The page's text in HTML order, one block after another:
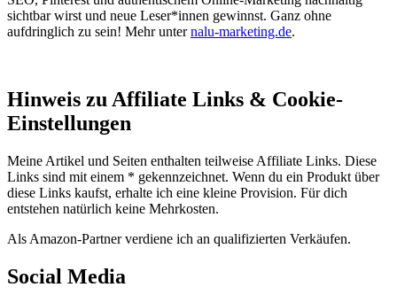
sichtbar wirst und neue Leser*innen gewinnst. Ganz ohne
aufdringlich zu sein! Mehr unternalu-marketing.de.
Hinweis zu Affiliate Links & Cookie-
Einstellungen
Meine Artikel und Seiten enthalten teilweise Affiliate Links. Diese
Links sind mit einem * gekennzeichnet. Wenn du ein Produkt über
diese Links kaufst, erhalte ich eine kleine Provision. Für dich
entstehen natürlich keine Mehrkosten.
Als Amazon-Partner verdiene ich an qualifizierten Verkäufen.
Social Media